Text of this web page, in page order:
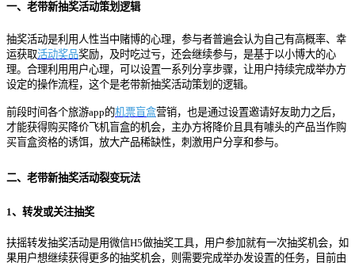
一、老带新抽奖活动策划逻辑
抽奖活动是利用人性当中赌博的心理，参与者普遍会认为自己有高概率、幸
运获取活动奖品奖励，及时吃过亏，还会继续参与，是基于以小博大的心
理。合理利用用户心理，可以设置一系列分享步骤，让用户持续完成举办方
设定的操作流程，这个是老带新抽奖活动策划的逻辑。
前段时间各个旅游app的机票盲盒营销，也是通过设置邀请好友助力之后，
才能获得购买降价飞机盲盒的机会，主办方将降价且具有噱头的产品当作购
买盲盒资格的诱饵，放大产品稀缺性，刺激用户分享和参与。
二、老带新抽奖活动裂变玩法
1、转发或关注抽奖
扶摇转发抽奖活动是用微信H5做抽奖工具，用户参加就有一次抽奖机会，如
果用户想继续获得更多的抽奖机会，则需要完成举办发设置的任务，目前由